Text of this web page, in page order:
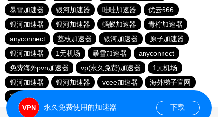
暴雪加速器
银河加速器 哇哇加速器
优云666
银河加速器
银河加速器 蚂蚁加速器
青柠加速器
anyconnect
荔枝加速器 银河加速器
原子加速器
银河加速器
1元机场 暴雪加速器
anyconnect
免费海外pvn加速器
vp(永久免费)加速器
1元机场
银河加速器
银河加速器 veee加速器
海外梯子官网
蜜蜂加速器
永久免费使用的加速器 下载